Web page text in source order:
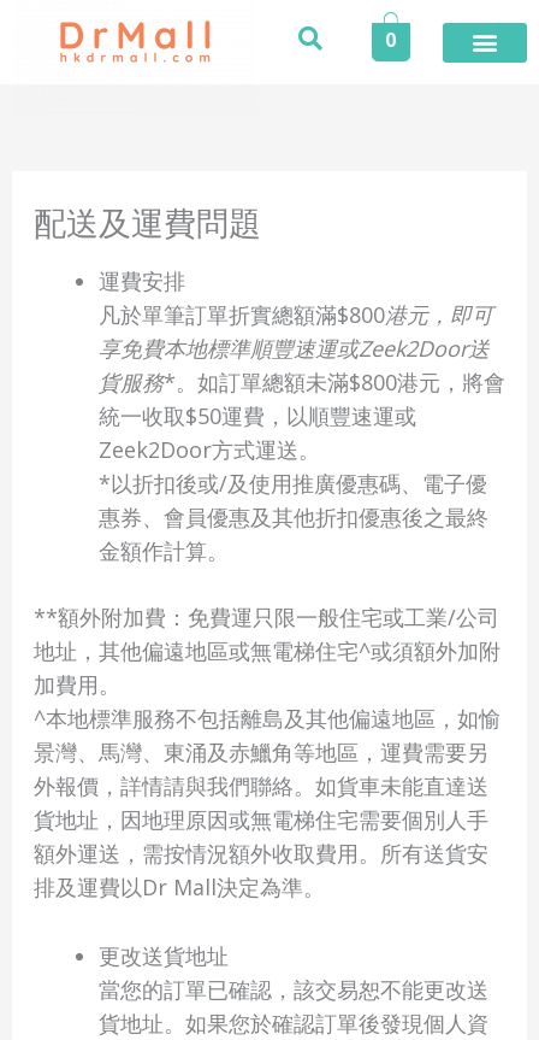
0
配送及運費問題
運費安排
凡於單筆訂單折實總額滿$800港元，即可
享免費本地標準順豐速運或Zeek2Door送
貨服務*。如訂單總額未滿$800港元，將會
統一收取$50運費，以順豐速運或
Zeek2Door方式運送。
*以折扣後或/及使用推廣優惠碼、電子優
惠券、會員優惠及其他折扣優惠後之最終
金額作計算。
**額外附加費：免費運只限一般住宅或工業/公司
地址，其他偏遠地區或無電梯住宅^或須額外加附
加費用。
^本地標準服務不包括離島及其他偏遠地區，如愉
景灣、馬灣、東涌及赤鱲角等地區，運費需要另
外報價，詳情請與我們聯絡。如貨車未能直達送
貨地址，因地理原因或無電梯住宅需要個別人手
額外運送，需按情況額外收取費用。所有送貨安
排及運費以Dr Mall決定為準。
更改送貨地址
當您的訂單已確認，該交易恕不能更改送
貨地址。如果您於確認訂單後發現個人資